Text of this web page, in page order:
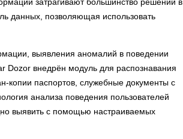
данных, позволяющая использовать
выявления аномалий в поведении
Dozor внедрён модуль для распознавания
копии паспортов, служебные документы с
анализа поведения пользователей
выявить с помощью настраиваемых